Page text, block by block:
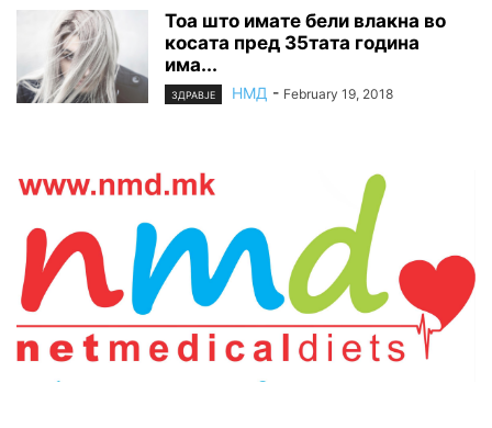
Тоа што имате бели влакна во
косата пред 35тата година
има...
ЗДРАВЈЕ НМД - February 19, 2018